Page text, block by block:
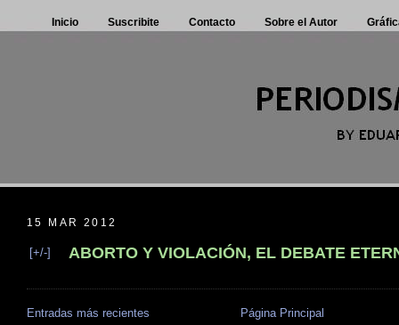
Inicio Suscribite Contacto Sobre el Autor
15 MAR 2012
[+/-] ABORTO Y VIOLACIÓN, EL DEBATE
Entradas más recientes Página Principal